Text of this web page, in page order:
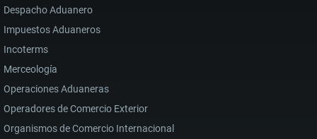
Despacho Aduanero
Impuestos Aduaneros
Incoterms
Merceología
Operaciones Aduaneras
Operadores de Comercio Exterior
Organismos de Comercio Internacional